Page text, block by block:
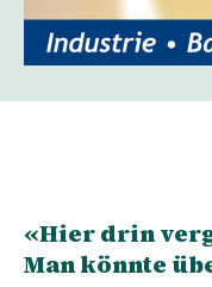
«Hier drin
Man könnte